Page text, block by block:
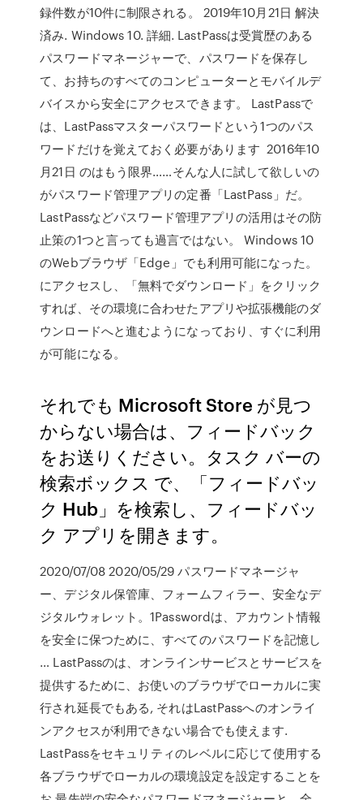
録件数が10件に制限される。 2019年10月21日 解決
済み. Windows 10. 詳細. LastPassは受賞歴のある
パスワードマネージャーで、パスワードを保存し
て、お持ちのすべてのコンピューターとモバイルデ
バイスから安全にアクセスできます。 LastPassで
は、LastPassマスターパスワードという1つのパス
ワードだけを覚えておく必要があります 2016年10
月21日 のはもう限界……そんな人に試して欲しいの
がパスワード管理アプリの定番「LastPass」だ。
LastPassなどパスワード管理アプリの活用はその防
止策の1つと言っても過言ではない。 Windows 10
のWebブラウザ「Edge」でも利用可能になった。
にアクセスし、「無料でダウンロード」をクリック
すれば、その環境に合わせたアプリや拡張機能のダ
ウンロードへと進むようになっており、すぐに利用
が可能になる。
それでも Microsoft Store が見つ
からない場合は、フィードバック
をお送りください。タスク バーの
検索ボックス で、「フィードバッ
ク Hub」を検索し、フィードバッ
ク アプリを開きます。
2020/07/08 2020/05/29 パスワードマネージャ
ー、デジタル保管庫、フォームフィラー、安全なデ
ジタルウォレット。1Passwordは、アカウント情報
を安全に保つために、すべてのパスワードを記憶し
… LastPassのは、オンラインサービスとサービスを
提供するために、お使いのブラウザでローカルに実
行され延長でもある, それはLastPassへのオンライ
ンアクセスが利用できない場合でも使えます.
LastPassをセキュリティのレベルに応じて使用する
各ブラウザでローカルの環境設定を設定することを